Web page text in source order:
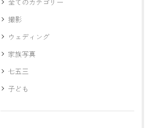
全てのカテゴリー
撮影
ウェディング
家族写真
七五三
子ども